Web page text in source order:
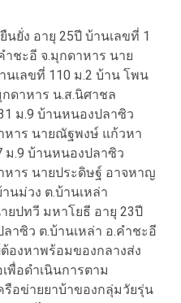
ยั่ง อายุ 25ปี บ้านเลขที่ 1
ำชะอี จ.มุกดาหาร นาย
นเลขที่ 110 ม.2 บ้าน โพน
ดาหาร น.ส.นิศาชล
ม.9 บ้านหนองปลาซิว
หาร นายณัฐพงษ์ แก้วหา
ม.9 บ้านหนองปลาซิว
หาร นายประดิษฐ์ อาจหาญ
นม่วง ต.บ้านเหล่า
ยปทวี มหาโยธี อายุ 23ปี
าซิว ต.บ้านเหล่า อ.คำชะอี
องหาพร้อมของกลางส่ง
พื่อดำเนินการตาม
อข่ายยาบ้าของกลุ่มวัยรุ่น